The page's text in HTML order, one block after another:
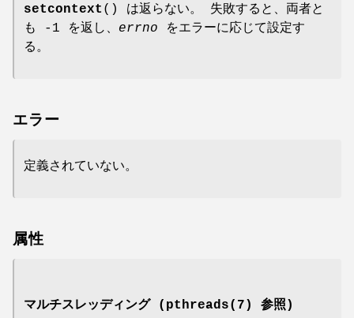
setcontext () は返らない。 失敗すると、両者と
も -1 を返し、 errno をエラーに応じて設定す
る。
エラー
定義されていない。
属性
マルチスレッディング ( pthreads(7) 参照)